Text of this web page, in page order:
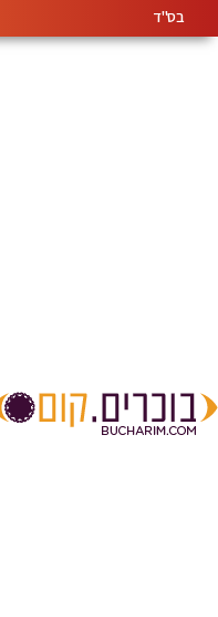
בס"ד